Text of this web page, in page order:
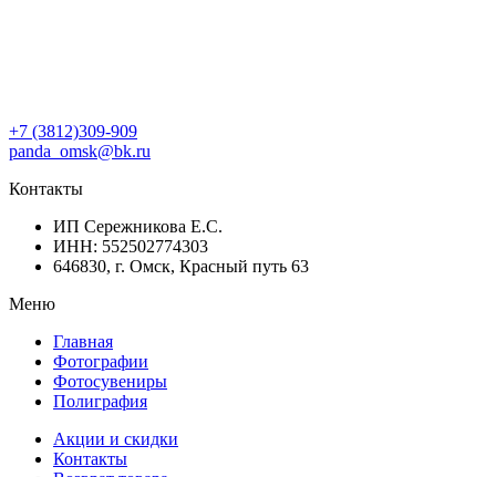
+7 (3812)309-909
panda_omsk@bk.ru
Контакты
ИП Сережникова Е.С.
ИНН: 552502774303
646830, г. Омск, Красный путь 63
Меню
Главная
Фотографии
Фотосувениры
Полиграфия
Акции и скидки
Контакты